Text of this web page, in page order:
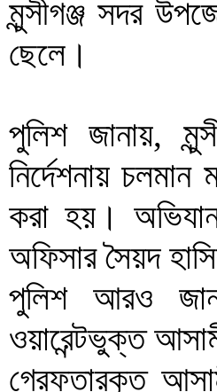
মুন্সীগঞ্জ সদর
ছেলে।
পুলিশ জানায়,
নির্দেশনায়
করা হয়। অভিযান
অফিসার সৈয়দ
পুলিশ আরও
ওয়ারেন্টভুক্ত
গ্রেফতারকৃত